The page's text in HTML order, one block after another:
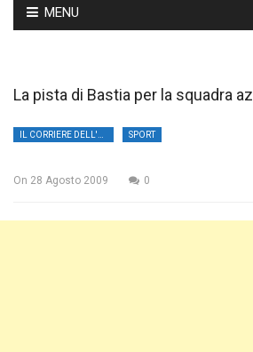
Skip
to
MENU
La pista di Bastia per la squadra
SPORT
On 28 Agosto 2009 0